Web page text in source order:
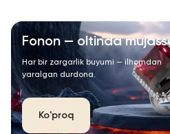
Fonon — oltinda
Har bir zargarlik buyumi — ilhomdan
yaralgan durdona.
Ko'proq